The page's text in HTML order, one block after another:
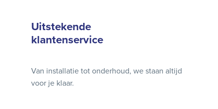
Uitstekende
klantenservice
Van installatie tot onderhoud, we staan altijd
voor je klaar.